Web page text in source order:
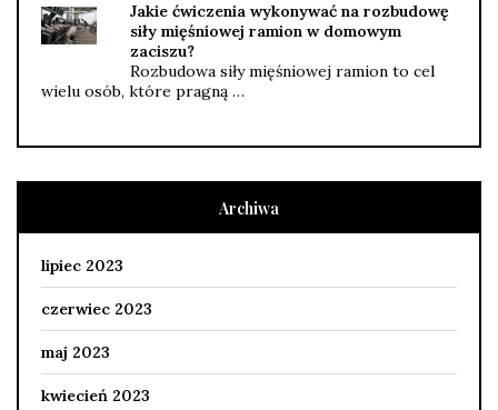
Jakie ćwiczenia wykonywać na rozbudowę
siły mięśniowej ramion w domowym
zaciszu?
Rozbudowa siły mięśniowej ramion to cel
wielu osób, które pragną …
Archiwa
lipiec 2023
czerwiec 2023
maj 2023
kwiecień 2023